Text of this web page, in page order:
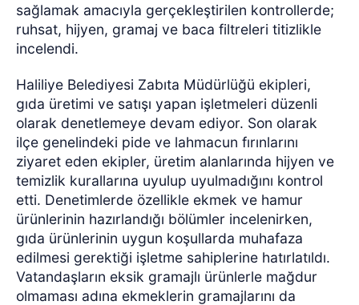
sağlamak amacıyla gerçekleştirilen kontrollerde;
ruhsat, hijyen, gramaj ve baca filtreleri titizlikle
incelendi.
Haliliye Belediyesi Zabıta Müdürlüğü ekipleri,
gıda üretimi ve satışı yapan işletmeleri düzenli
olarak denetlemeye devam ediyor. Son olarak
ilçe genelindeki pide ve lahmacun fırınlarını
ziyaret eden ekipler, üretim alanlarında hijyen ve
temizlik kurallarına uyulup uyulmadığını kontrol
etti. Denetimlerde özellikle ekmek ve hamur
ürünlerinin hazırlandığı bölümler incelenirken,
gıda ürünlerinin uygun koşullarda muhafaza
edilmesi gerektiği işletme sahiplerine hatırlatıldı.
Vatandaşların eksik gramajlı ürünlerle mağdur
olmaması adına ekmeklerin gramajlarını da